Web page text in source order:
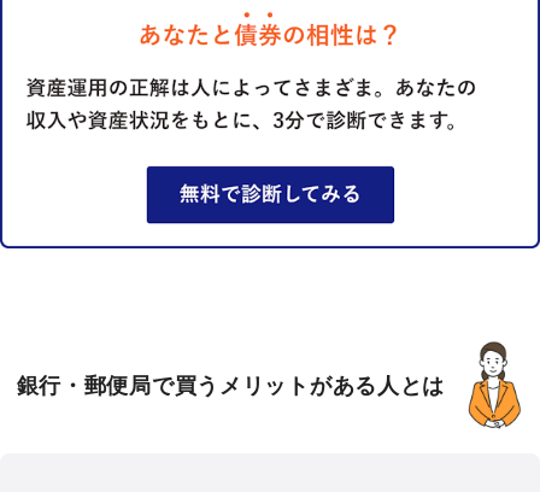
銀行・郵便局で買うメリットがある人とは